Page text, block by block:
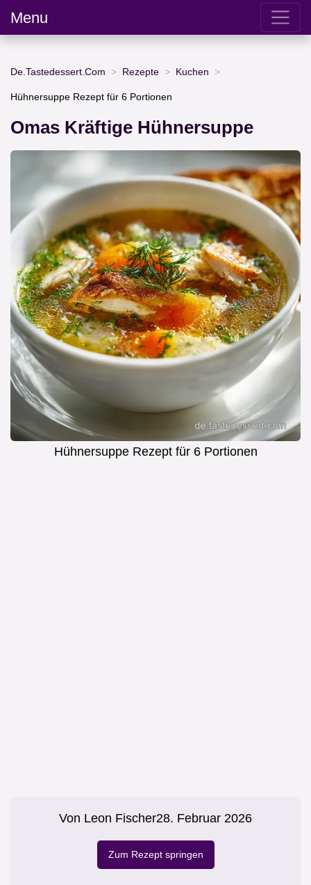
Menu
De.Tastedessert.Com Rezepte Kuchen
Hühnersuppe Rezept für 6 Portionen
Omas Kräftige Hühnersuppe
Hühnersuppe Rezept für 6 Portionen
Von Leon Fischer28. Februar 2026
Zum Rezept springen